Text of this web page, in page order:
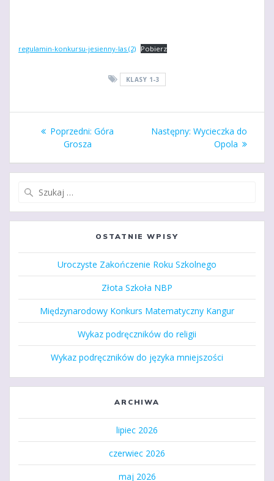
regulamin-konkursu-jesienny-las (2) Pobierz
KLASY 1-3
Nawigacja
wpisu
Poprzedni: Poprzedni
Góra
Grosza
Następny: Następny
Wycieczka do
Opola
OSTATNIE WPISY
Uroczyste Zakończenie Roku Szkolnego
Złota Szkoła NBP
Międzynarodowy Konkurs Matematyczny Kangur
Wykaz podręczników do religii
Wykaz podręczników do języka mniejszości
ARCHIWA
lipiec 2026
czerwiec 2026
maj 2026